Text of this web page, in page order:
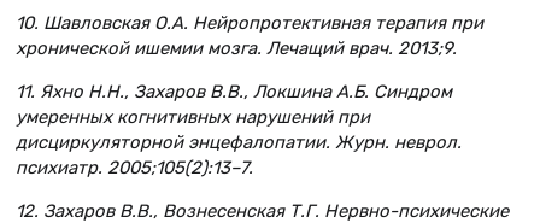
10. Шавловская О.А. Нейропротективная терапия при
хронической ишемии мозга. Лечащий врач. 2013;9.
11. Яхно Н.Н., Захаров В.В., Локшина А.Б. Синдром
умеренных когнитивных нарушений при
дисциркуляторной энцефалопатии. Журн. неврол.
психиатр. 2005;105(2):13–7.
12. Захаров В.В., Вознесенская Т.Г. Нервно-психические